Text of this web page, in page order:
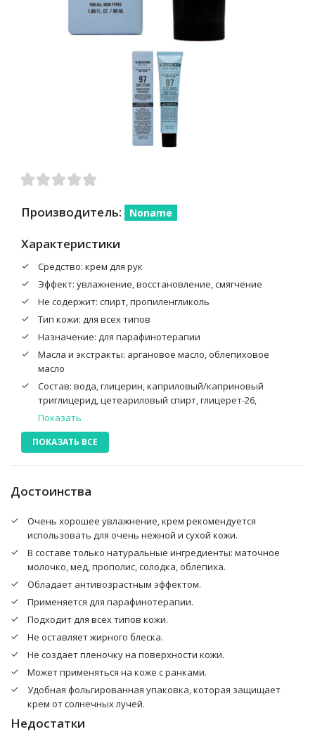
Производитель: Noname
Характеристики
Средство: крем для рук
Эффект: увлажнение, восстановление, смягчение
Не содержит: спирт, пропиленгликоль
Тип кожи: для всех типов
Назначение: для парафинотерапии
Масла и экстракты: аргановое масло, облепиховое
масло
Cостав: вода, глицерин, каприловый/каприновый
триглицерид, цетеариловый спирт, глицерет-26,
циклопентасилоксан , пальмитиновая кислота,
ароматизатор (апрельский хлопок 0.95%), петролатум,
масло ши , 1,2-гександиол, каприлилгликоль,
полисорбат-60, триэтаноламин, карбомер, сорбитан
масло облепихи, миристиновая кислота, динатрий ЭДТА,
гексил циннамал, гидроксицитронеллаль,экстракт
прополиса,экстракт маточного молочка, экстракт меда,
изоэвгенол, гидрогенизированный лецитин, масло
семян подсолнечника, мадекассосид, бутиленгликоль,
церамид NP, экстракт корня солодки,феноксиэтанол,
Показать
ПОКАЗАТЬ ВСЕ
Достоинства
Очень хорошее увлажнение, крем рекомендуется
использовать для очень нежной и сухой кожи.
В составе только натуральные ингредиенты: маточное
молочко, мед, прополис, солодка, облепиха.
Обладает антивозрастным эффектом.
Применяется для парафинотерапии.
Подходит для всех типов кожи.
Не оставляет жирного блеска.
Не создает пленочку на поверхности кожи.
Может применяться на коже с ранками.
Удобная фольгированная упаковка, которая защищает
крем от солнечных лучей.
Недостатки